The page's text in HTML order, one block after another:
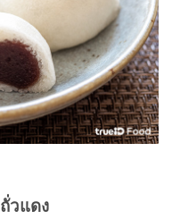
วแดง